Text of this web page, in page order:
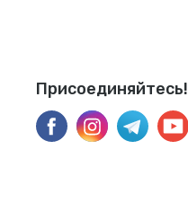
Присоединяйтесь!